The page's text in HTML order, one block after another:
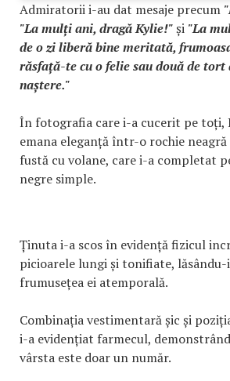
Admiratorii i-au dat mesaje precum
"La mulți ani, dragă Kylie!"și "La
de o zi liberă bine meritată,
răsfață-te cu o felie sau două de tort
naștere."
În fotografia care i-a cucerit pe toți,
emana eleganță într-o rochie
fustă cu volane, care i-a completat
negre simple.
Ținuta i-a scos în evidență fizicul
picioarele lungi și tonifiate,
frumusețea ei atemporală.
Combinația vestimentară șic și
i-a evidențiat farmecul,
vârsta este doar un număr.